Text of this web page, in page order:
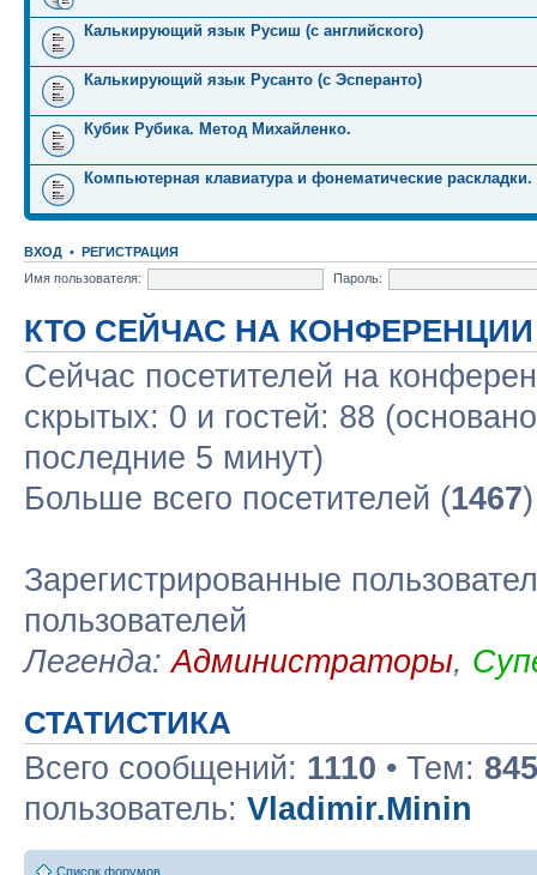
Калькирующий язык Русиш (с английского)
Калькирующий язык Русанто (с Эсперанто)
Кубик Рубика. Метод Михайленко.
Компьютерная клавиатура и фонематические раскладки.
ВХОД • РЕГИСТРАЦИЯ
Имя пользователя:
Пароль:
КТО СЕЙЧАС НА КОНФЕРЕНЦИИ
Сейчас посетителей на
скрытых: 0 и гостей: 88
последние 5 минут)
Больше всего посетителей (1467
Зарегистрированные
пользователей
Легенда:Администраторы,
СТАТИСТИКА
Всего сообщений: 1110 • Тем: 845
пользователь: Vladimir.Minin
Список форумов